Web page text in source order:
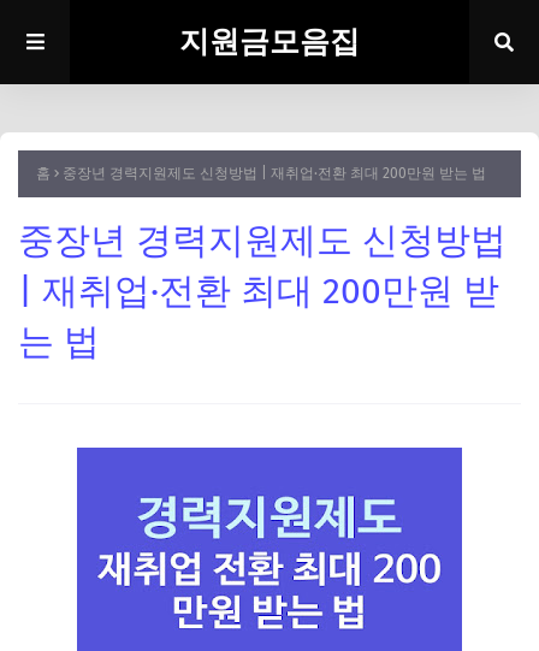
지원금모음집
홈 중장년 경력지원제도 신청방법 | 재취업·전환 최대 200만원 받는 법
중장년 경력지원제도 신청방법
| 재취업·전환 최대 200만원 받
는 법